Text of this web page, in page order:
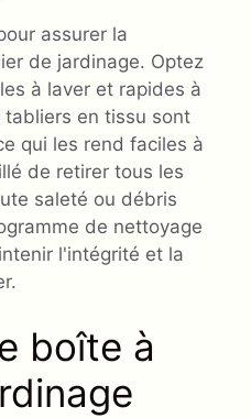
assurer la
de jardinage. Optez
à laver et rapides à
en tissu sont
qui les rend faciles à
de retirer tous les
saleté ou débris
de nettoyage
l'intégrité et la
boîte à